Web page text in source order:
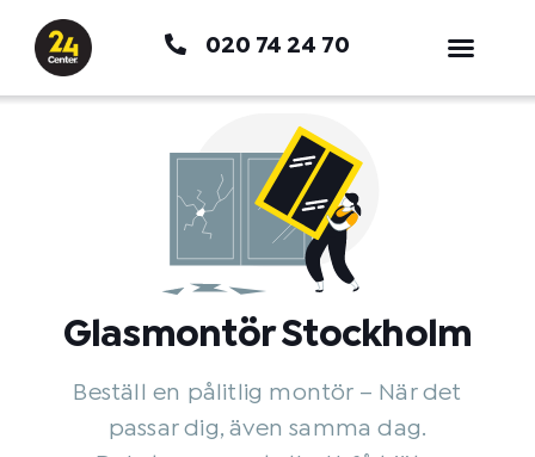
innehåll
020 74 24 70
Glasmontör Stockholm
Beställ en pålitlig montör – När det
passar dig, även samma dag.